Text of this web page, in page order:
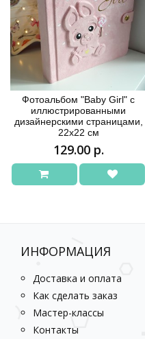
Фотоальбом "Baby Girl" с
иллюстрированными
дизайнерскими страницами,
22х22 см
129.00 р.
ИНФОРМАЦИЯ
Доставка и оплата
Как сделать заказ
Мастер-классы
Контакты